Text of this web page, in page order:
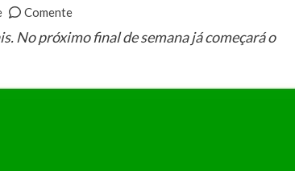
Comente
No próximo final de semana já começará o